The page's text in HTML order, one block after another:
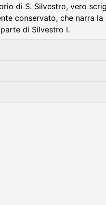
di S. Silvestro, vero
conservato, che narra la
di Silvestro I.